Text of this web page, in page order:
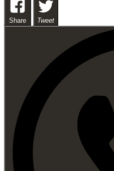
Share Tweet